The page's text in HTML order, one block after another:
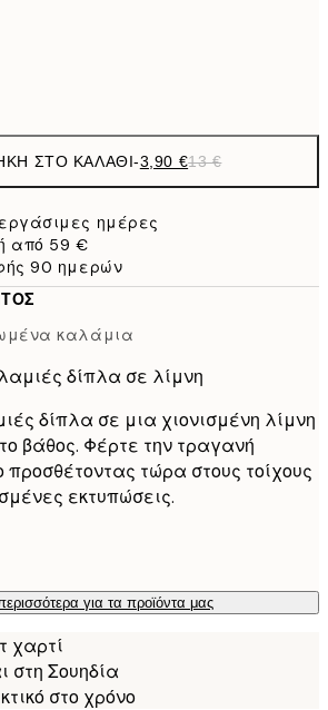
ΣΤΟ ΚΑΛΆΘΙ-3,90 €13 €
ημέρες
από 59 €
90 ημερών
καλάμια
δίπλα σε λίμνη
δίπλα σε μια χιονισμένη λίμνη
βάθος. Φέρτε την τραγανή
προσθέτοντας τώρα στους τοίχους
εκτυπώσεις.
για τα προϊόντα μας
χαρτί
στη Σουηδία
στο χρόνο